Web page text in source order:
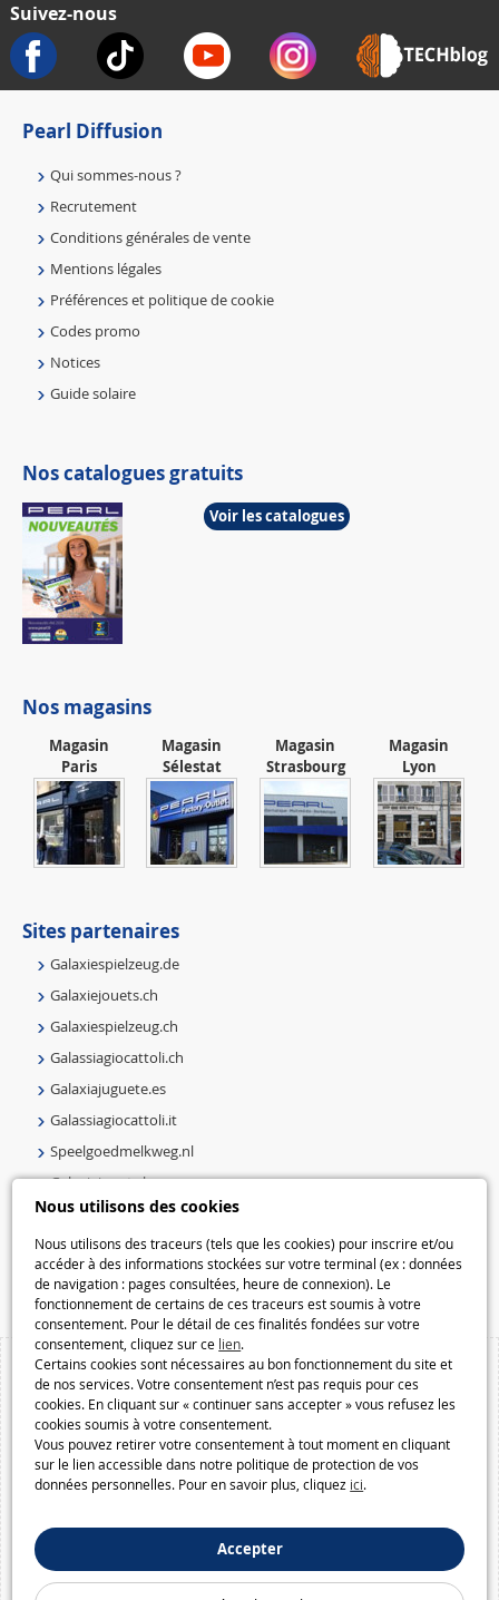
Nous utilisons des cookies
Nous utilisons des traceurs (tels que les cookies) pour inscrire et/ou
accéder à des informations stockées sur votre terminal (ex : données
de navigation : pages consultées, heure de connexion). Le
fonctionnement de certains de ces traceurs est soumis à votre
consentement. Pour le détail de ces finalités fondées sur votre
consentement, cliquez sur ce lien.
Certains cookies sont nécessaires au bon fonctionnement du site et
de nos services. Votre consentement n’est pas requis pour ces
cookies. En cliquant sur « continuer sans accepter » vous refusez les
cookies soumis à votre consentement.
Vous pouvez retirer votre consentement à tout moment en cliquant
sur le lien accessible dans notre politique de protection de vos
données personnelles. Pour en savoir plus, cliquez ici.
Accepter
Suivez-nous
Pearl Diffusion
Qui sommes-nous ?
Recrutement
Conditions générales de vente
Mentions légales
Préférences et politique de cookie
Codes promo
Notices
Guide solaire
Nos catalogues gratuits
Voir les catalogues
Nos magasins
Magasin
Paris
Magasin
Sélestat
Magasin
Strasbourg
Magasin
Lyon
Sites partenaires
Galaxiespielzeug.de
Galaxiejouets.ch
Galaxiespielzeug.ch
Galassiagiocattoli.ch
Galaxiajuguete.es
Galassiagiocattoli.it
Speelgoedmelkweg.nl
Galaxiejouets.be
Galaxiespielzeug.be
Speelgoedmelkweg.be
Macway.com